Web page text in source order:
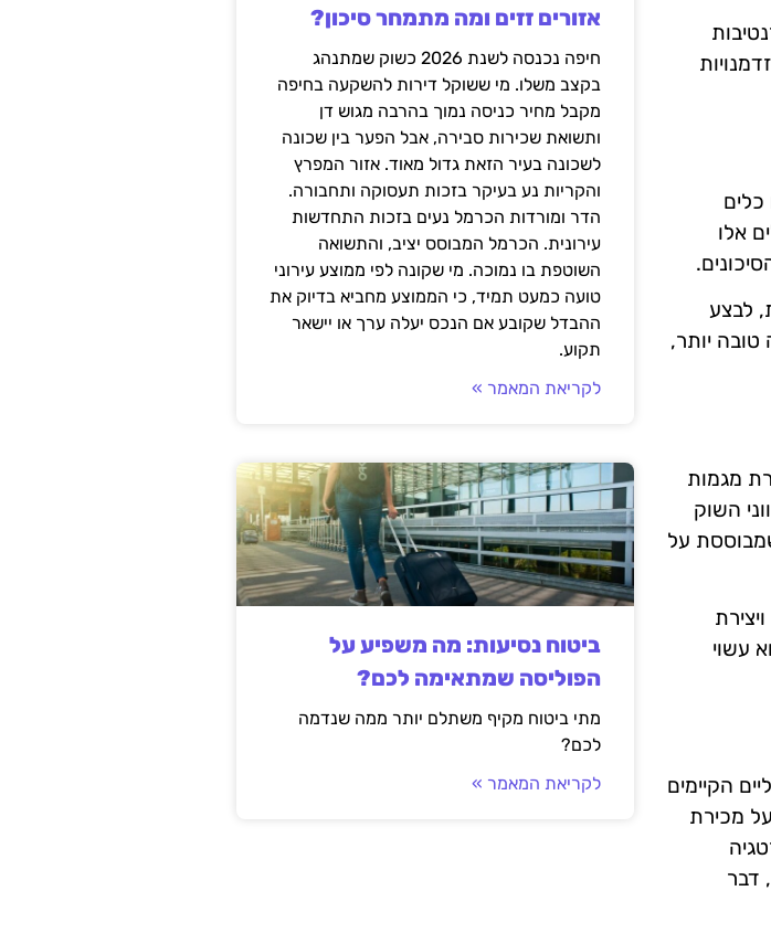
כלים
אלו
לבצע
יותר,
מגמות
השוק
על
עשוי
הקיימים
מכירת
דבר
אזורים זזים ומה מתמחר סיכון?
חיפה נכנסה לשנת 2026 כשוק שמתנהג
בקצב משלו. מי ששוקל דירות להשקעה בחיפה
מקבל מחיר כניסה נמוך בהרבה מגוש דן
ותשואת שכירות סבירה, אבל הפער בין שכונה
לשכונה בעיר הזאת גדול מאוד. אזור המפרץ
והקריות נע בעיקר בזכות תעסוקה ותחבורה.
הדר ומורדות הכרמל נעים בזכות התחדשות
עירונית. הכרמל המבוסס יציב, והתשואה
השוטפת בו נמוכה. מי שקונה לפי ממוצע עירוני
טועה כמעט תמיד, כי הממוצע מחביא בדיוק את
ההבדל שקובע אם הנכס יעלה ערך או יישאר
תקוע.
לקריאת המאמר »
ביטוח נסיעות: מה משפיע על
הפוליסה שמתאימה לכם?
מתי ביטוח מקיף משתלם יותר ממה שנדמה
לכם?
לקריאת המאמר »